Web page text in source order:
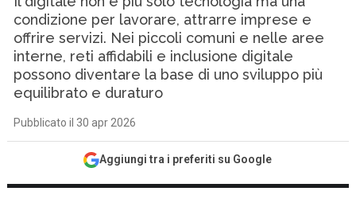
condizione per lavorare, attrarre imprese e
offrire servizi. Nei piccoli comuni e nelle aree
interne, reti affidabili e inclusione digitale
possono diventare la base di uno sviluppo più
equilibrato e duraturo
Pubblicato il 30 apr 2026
Aggiungi tra i preferiti su Google